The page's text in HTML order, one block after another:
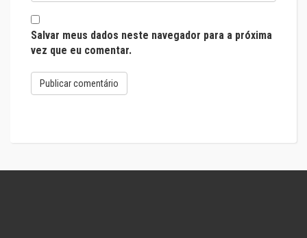
Salvar meus dados neste navegador para a próxima
vez que eu comentar.